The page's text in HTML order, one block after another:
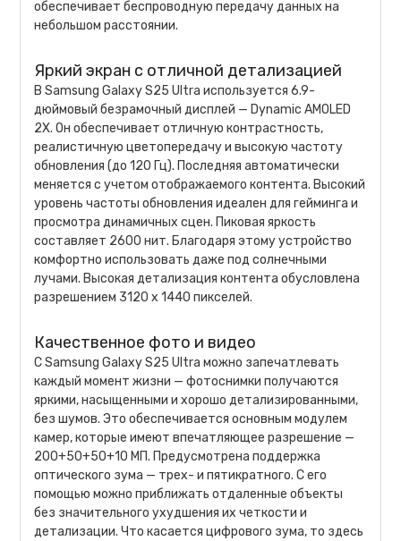
обеспечивает беспроводную передачу данных на
небольшом расстоянии.
Яркий экран с отличной детализацией
В Samsung Galaxy S25 Ultra используется 6.9-
дюймовый безрамочный дисплей — Dynamic AMOLED
2X. Он обеспечивает отличную контрастность,
реалистичную цветопередачу и высокую частоту
обновления (до 120 Гц). Последняя автоматически
меняется с учетом отображаемого контента. Высокий
уровень частоты обновления идеален для гейминга и
просмотра динамичных сцен. Пиковая яркость
составляет 2600 нит. Благодаря этому устройство
комфортно использовать даже под солнечными
лучами. Высокая детализация контента обусловлена
разрешением 3120 х 1440 пикселей.
Качественное фото и видео
С Samsung Galaxy S25 Ultra можно запечатлевать
каждый момент жизни — фотоснимки получаются
яркими, насыщенными и хорошо детализированными,
без шумов. Это обеспечивается основным модулем
камер, которые имеют впечатляющее разрешение —
200+50+50+10 МП. Предусмотрена поддержка
оптического зума — трех- и пятикратного. С его
помощью можно приближать отдаленные объекты
без значительного ухудшения их четкости и
детализации. Что касается цифрового зума, то здесь